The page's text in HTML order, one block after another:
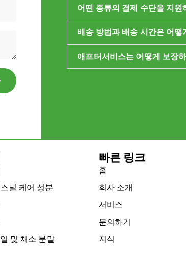
어떤 종류의 결제 수단을 지원
배송 방법과 배송 시간은 어떻
애프터서비스는 어떻게 보장
널 케어 성분
및 채소 분말
빠른 링크
홈
회사 소개
서비스
문의하기
지식